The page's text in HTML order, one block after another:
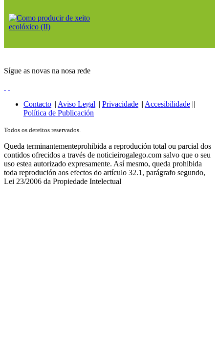
Sígue as novas na nosa rede
Contacto || Aviso Legal || Privacidade || Accesibilidade ||
Política de Publicación
Todos os dereitos reservados.
Queda terminantementeprohibida a reprodución total ou parcial dos
contidos ofrecidos a través de noticieirogalego.com salvo que o seu
uso estea autorizado expresamente. Así mesmo, queda prohibida
toda reprodución aos efectos do artículo 32.1, parágrafo segundo,
Lei 23/2006 da Propiedade Intelectual